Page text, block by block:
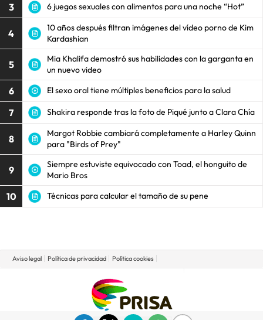
3 6 juegos sexuales con alimentos para una noche “Hot”
4
10 años después filtran imágenes del vídeo porno de Kim
Kardashian
5
Mia Khalifa demostró sus habilidades con la garganta en
un nuevo video
6 El sexo oral tiene múltiples beneficios para la salud
7 Shakira responde tras la foto de Piqué junto a Clara Chía
8
Margot Robbie cambiará completamente a Harley Quinn
para "Birds of Prey"
9
Siempre estuviste equivocado con Toad, el honguito de
Mario Bros
10 Técnicas para calcular el tamaño de su pene
Aviso legal Política de privacidad Política cookies